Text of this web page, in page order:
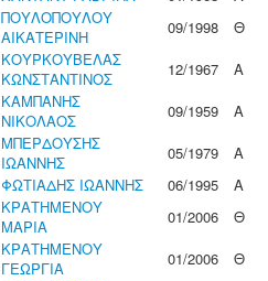
ΠΟΥΛΟΠΟΥΛΟΥ
ΑΙΚΑΤΕΡΙΝΗ
09/1998
Θ
ΚΟΥΡΚΟΥΒΕΛΑΣ
ΚΩΝΣΤΑΝΤΙΝΟΣ
12/1967
Α
ΚΑΜΠΑΝΗΣ
ΝΙΚΟΛΑΟΣ
09/1959
Α
ΜΠΕΡΔΟΥΣΗΣ
ΙΩΑΝΝΗΣ
05/1979
Α
ΦΩΤΙΑΔΗΣ ΙΩΑΝΝΗΣ 06/1995
Α
ΚΡΑΤΗΜΕΝΟΥ
ΜΑΡΙΑ
01/2006
Θ
ΚΡΑΤΗΜΕΝΟΥ
ΓΕΩΡΓΙΑ
01/2006 Θ